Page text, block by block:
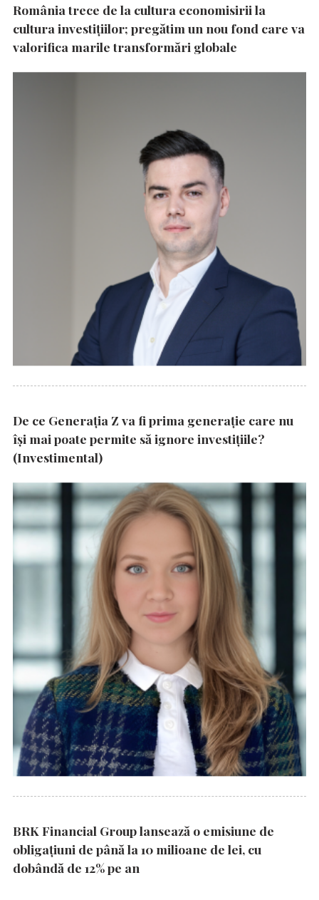
România trece de la cultura economisirii la
cultura investițiilor; pregătim un nou fond care va
valorifica marile transformări globale
De ce Generația Z va fi prima generație care nu
își mai poate permite să ignore investițiile?
(Investimental)
BRK Financial Group lansează o emisiune de
obligațiuni de până la 10 milioane de lei, cu
dobândă de 12% pe an